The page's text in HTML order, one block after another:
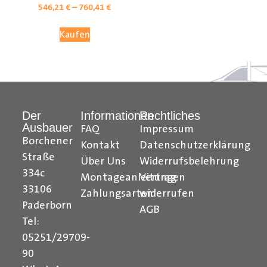
Citroen Berlingo Radkastenschutz, Citroen Jumpy
Radkastenschutz, Citroen Jumper Radkastenschutz,
Citroen Nemo Radkastenschutz, Dacia Dokker
Radkastenschutz, Fiat Doblo Cargo Radkastenschutz,
Fiat Scudo Radkastenschutz, Fiat Ducato
Radkastenschutz, Fiat Fiorino Radkastenschutz, Fiat
Talento Radkastenschutz, Ford Transit Courier
Radkastenschutz, Ford Connect Radkastenschutz, Ford
546,21€–760,41€
Kaufen
Der
Ausbauer
Borchener
Straße
334c
33106
Paderborn
Tel:
05251/29709-
90
Informationen
FAQ
Kontakt
Über Uns
Montageanleitungen
Zahlungsarten
Rechtliches
Impressum
Datenschutzerklärung
Widerrufsbelehrung
Vertrag
widerrufen
AGB